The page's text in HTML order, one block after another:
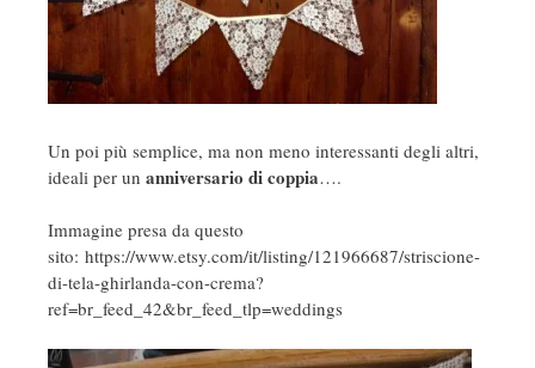
Un poi più semplice, ma non meno interessanti degli altri,
ideali per un anniversario di coppia….
Immagine presa da questo
sito: https://www.etsy.com/it/listing/121966687/striscione-
di-tela-ghirlanda-con-crema?
ref=br_feed_42&br_feed_tlp=weddings